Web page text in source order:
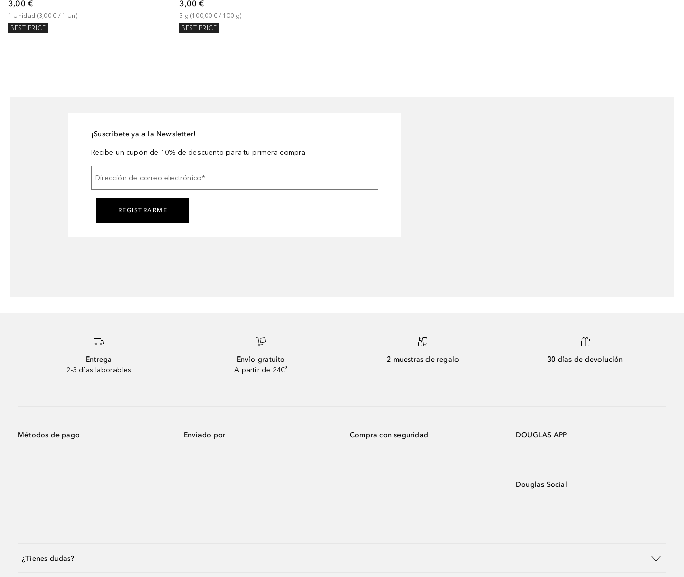
3,00 €
1 Unidad (3,00 € / 1 Un)
BEST PRICE
3,00 €
3 g (100,00 € / 100 g)
BEST PRICE
¡Suscríbete ya a la Newsletter!
Recibe un cupón de 10% de descuento para tu primera compra
Dirección de correo electrónico*
REGISTRARME
Entrega
2-3 días laborables
Envío gratuito
A partir de 24€³
2 muestras de regalo 30 días de devolución
Métodos de pago Enviado por Compra con seguridad DOUGLAS APP
Douglas Social
¿Tienes dudas?